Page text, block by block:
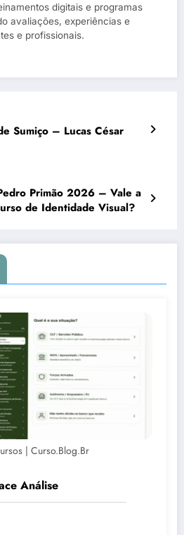
digitais e programas
avaliações, experiências e
e profissionais.
Sumiço – Lucas César
Primão 2026 – Vale a
de Identidade Visual?
| Curso.blog.br
Análise